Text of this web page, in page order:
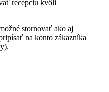
recepciu kvôli
stornovať ako aj
na konto zákazníka